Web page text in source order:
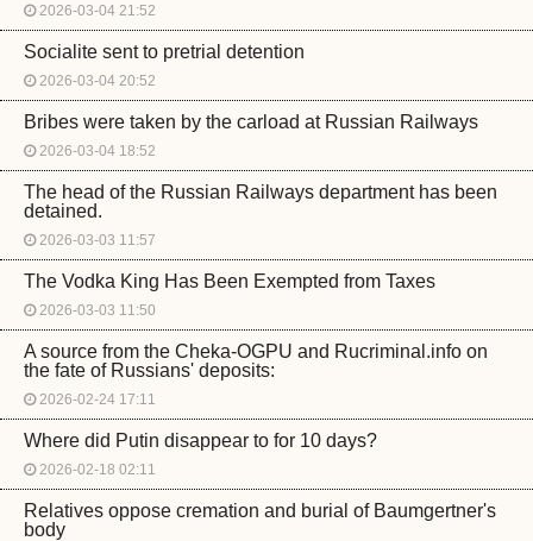
2026-03-04 21:52
Socialite sent to pretrial detention
2026-03-04 20:52
Bribes were taken by the carload at Russian Railways
2026-03-04 18:52
The head of the Russian Railways department has been
detained.
2026-03-03 11:57
The Vodka King Has Been Exempted from Taxes
2026-03-03 11:50
A source from the Cheka-OGPU and Rucriminal.info on
the fate of Russians' deposits:
2026-02-24 17:11
Where did Putin disappear to for 10 days?
2026-02-18 02:11
Relatives oppose cremation and burial of Baumgertner's
body